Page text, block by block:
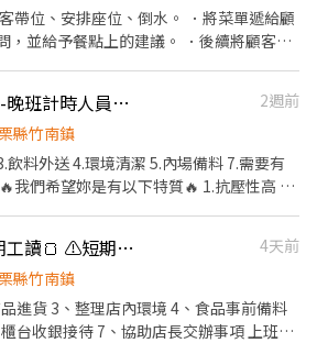
帶位、安排座位、倒水。 ．將菜單遞給顧
，並給予餐點上的建議。 ．後續將顧客點
餐飲內場： ．擔任廚師的助手，處理烹飪
他餐廳相關事務。 ．負責洗、剝、削、
工作環境、設備和餐具。 ．準備不同餐點
量食材的容量與重量。 ．負責擺盤、打包
穩飲茶府（竹南店）-晚班計時人員｜時薪205元UP ｜歡迎學生、二度就業
2週前
縣竹南鎮
飲料外送 4.環境清潔 5.內場備料 7.需要有
🍔晨間廚房-假日長期工讀🍞 ⚠️短期勿試⚠️
4天前
縣竹南鎮
助店長交辦事項 上班時